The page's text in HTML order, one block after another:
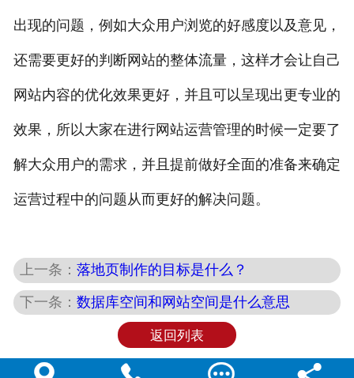
出现的问题，例如大众用户浏览的好感度以及意见，
还需要更好的判断网站的整体流量，这样才会让自己
网站内容的优化效果更好，并且可以呈现出更专业的
效果，所以大家在进行网站运营管理的时候一定要了
解大众用户的需求，并且提前做好全面的准备来确定
运营过程中的问题从而更好的解决问题。
上一条：落地页制作的目标是什么？
下一条：数据库空间和网站空间是什么意思
返回列表